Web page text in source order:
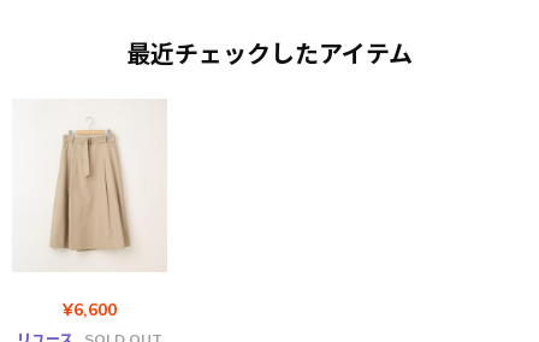
最近チェックしたアイテム
¥6,600